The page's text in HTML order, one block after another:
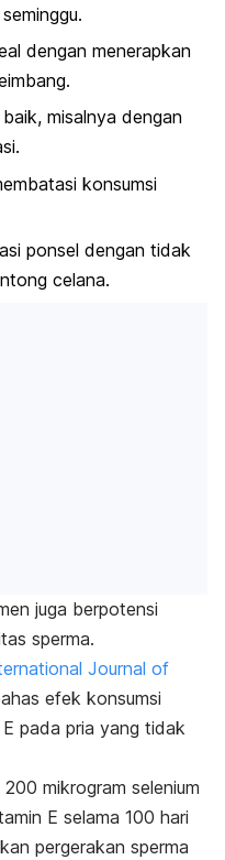
dengan menerapkan
misalnya dengan
konsumsi
ponsel dengan tidak
celana.
juga berpotensi
sperma.
Journal of
efek konsumsi
pada pria yang tidak
mikrogram selenium
E selama 100 hari
pergerakan sperma